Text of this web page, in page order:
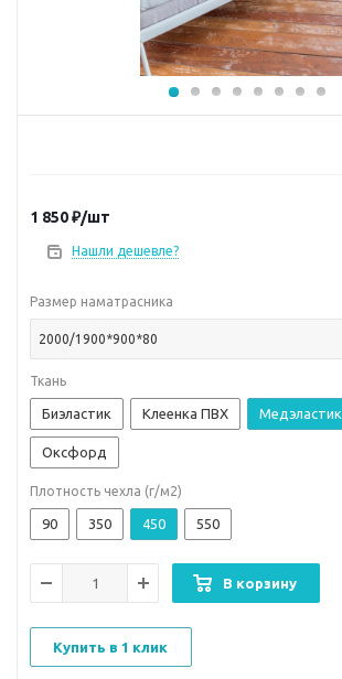
1 850₽/шт
Нашли дешевле?
Размер наматрасника
2000/1900*900*80
Ткань
Биэластик Клеенка ПВХ Медэластик
Оксфорд
Плотность чехла (г/м2)
90 350 450 550
В корзину
Купить в 1 клик